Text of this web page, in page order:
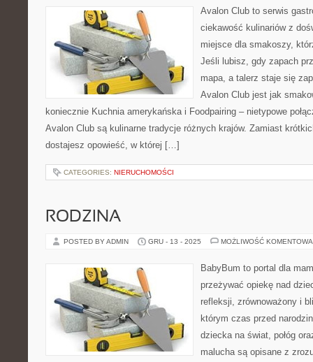
Avalon Club to serwis
ciekawość kulinariów z
miejsce dla smakoszy,
Jeśli lubisz, gdy zapach
mapa, a talerz staje się
Avalon Club jest jak
koniecznie Kuchnia amerykańska i Foodpairing – nietypowe
Avalon Club są kulinarne tradycje różnych krajów. Zamiast
dostajesz opowieść, w której […]
CATEGORIES: NIERUCHOMOŚCI
RODZINA
POSTED BY ADMIN GRU - 13 - 2025 MOŻLIWOŚĆ
BabyBum to portal dla
przeżywać opiekę nad
refleksji, zrównoważony i
którym czas przed
dziecka na świat, połóg
malucha są opisane z